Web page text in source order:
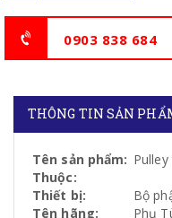
0903 838 684
THÔNG TIN SẢN
Tên sản phẩm:
Thuộc:
Thiết bị:
Bộ
Tên hãng:
Phụ